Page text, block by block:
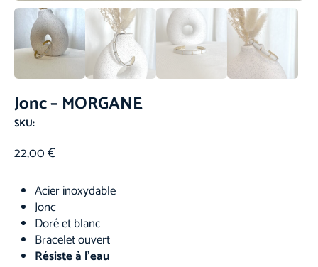
Jonc – MORGANE
SKU:
22,00€
Acier inoxydable
Jonc
Doré et blanc
Bracelet ouvert
Résiste à l’eau